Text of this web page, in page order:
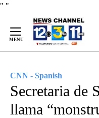
" "
Content
CNN - Spanish
Secretaria de
llama